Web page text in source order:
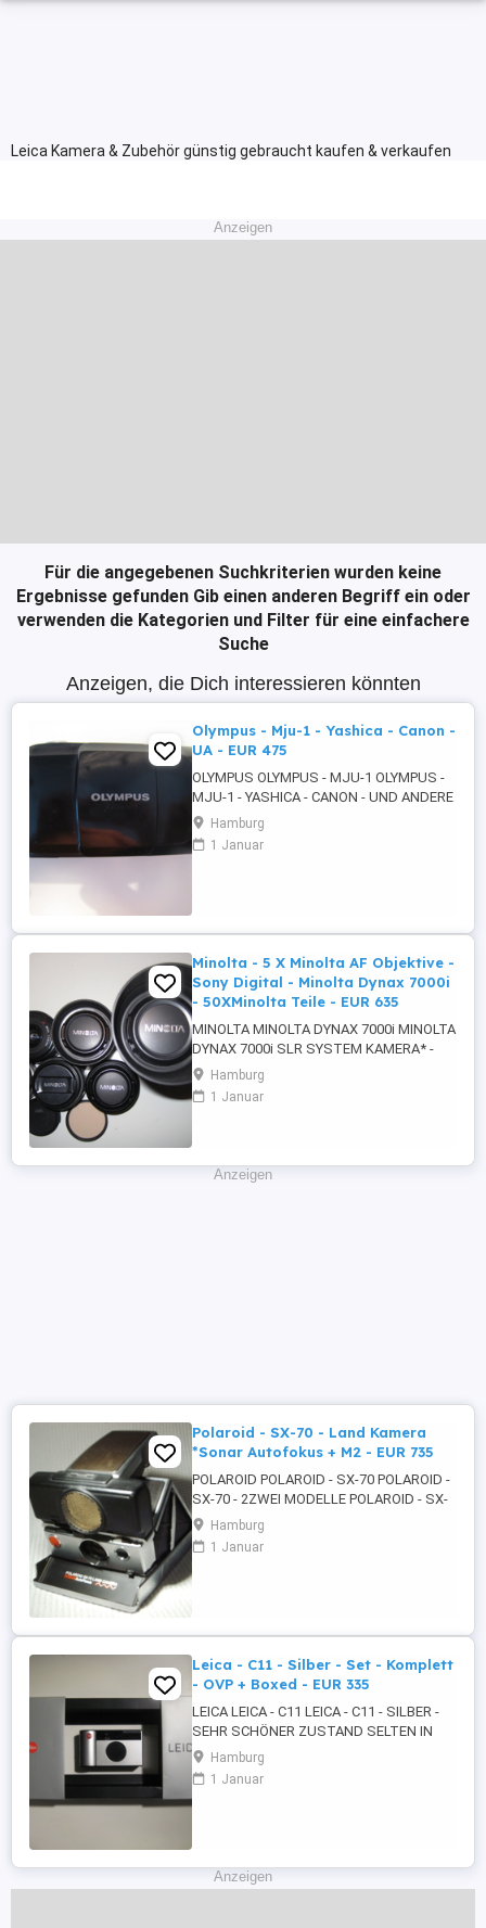
Leica Kamera & Zubehör günstig gebraucht kaufen & verkaufen
Anzeigen
Für die angegebenen Suchkriterien wurden keine
Ergebnisse gefunden Gib einen anderen Begriff ein oder
verwenden die Kategorien und Filter für eine einfachere
Suche
Anzeigen, die Dich interessieren könnten
Olympus - Mju-1 - Yashica - Canon -
UA - EUR 475
OLYMPUS OLYMPUS - MJU-1 OLYMPUS -
MJU-1 - YASHICA - CANON - UND ANDERE
- UA 1. OLYMPUS OLYMPUS - MJU-1 -
ULTRA KOMPAKTKAMERA - SCHWARZ -
DISPLAY - AF - AUTOMATIC FOCUSING
SCHULTER POLSTER 2. OLYMPUS ...
Hamburg
1 Januar
Minolta - 5 X Minolta AF Objektive -
Sony Digital - Minolta Dynax 7000i
- 50XMinolta Teile - EUR 635
MINOLTA MINOLTA DYNAX 7000i MINOLTA
DYNAX 7000i SLR SYSTEM KAMERA* -
+PLUS 5 X MINOLTA AF OBJEKTIVE
TEILWEISE MACRO INKLUSIVE EXTRAS
AUCH FÜR ALLE SONY* DIGITAL
VERSCHLUSS - +PLUS MINOLTA REMOTE
- +PLUS MINOLTA BLITZ +MINOLTA ...
Hamburg
1 Januar
Anzeigen
Polaroid - SX-70 - Land Kamera
*Sonar Autofokus + M2 - EUR 735
POLAROID POLAROID - SX-70 POLAROID -
SX-70 - 2ZWEI MODELLE POLAROID - SX-
70 - LAND KAMERA +PLUS MODEL 2
POLAROID - SX-70 - LAND KAMERA -
SONAR AUTOFOKUS - INSTANT KAMERA
BILDFORMAT 1:1 ...
Hamburg
1 Januar
Leica - C11 - Silber - Set - Komplett
- OVP + Boxed - EUR 335
LEICA LEICA - C11 LEICA - C11 - SILBER -
SEHR SCHÖNER ZUSTAND SELTEN IN
DIESEM ZUSTAND ZU FINDEN - SET
KOMPLETT - OVP ORIGINALVERPACKUNG
- + BOXED* - PAPIERE
PLEXIGLAS GEHÄUSE - FARBE ...
Hamburg
1 Januar
Anzeigen